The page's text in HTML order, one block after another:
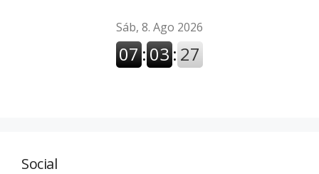
Social